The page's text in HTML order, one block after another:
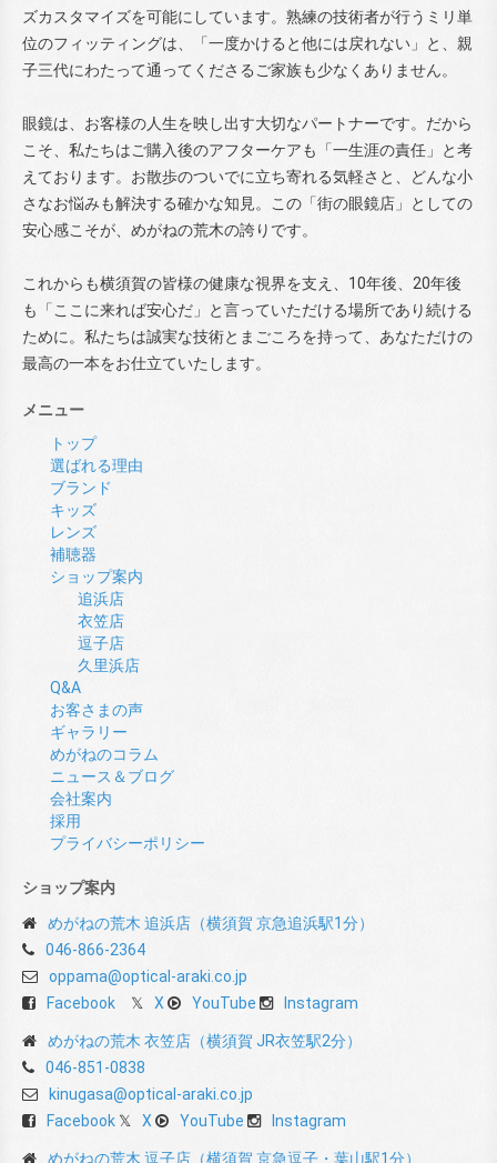
ズカスタマイズを可能にしています。熟練の技術者が行うミリ単
位のフィッティングは、「一度かけると他には戻れない」と、親
子三代にわたって通ってくださるご家族も少なくありません。
眼鏡は、お客様の人生を映し出す大切なパートナーです。だから
こそ、私たちはご購入後のアフターケアも「一生涯の責任」と考
えております。お散歩のついでに立ち寄れる気軽さと、どんな小
さなお悩みも解決する確かな知見。この「街の眼鏡店」としての
安心感こそが、めがねの荒木の誇りです。
これからも横須賀の皆様の健康な視界を支え、10年後、20年後
も「ここに来れば安心だ」と言っていただける場所であり続ける
ために。私たちは誠実な技術とまごころを持って、あなただけの
最高の一本をお仕立ていたします。
メニュー
トップ
選ばれる理由
ブランド
キッズ
レンズ
補聴器
ショップ案内
追浜店
衣笠店
逗子店
久里浜店
Q&A
お客さまの声
ギャラリー
めがねのコラム
ニュース＆ブログ
会社案内
採用
プライバシーポリシー
ショップ案内
めがねの荒木 追浜店（横須賀 京急追浜駅1分）
046-866-2364
oppama@optical-araki.co.jp
Facebook
X YouTube Instagram
めがねの荒木 衣笠店（横須賀 JR衣笠駅2分）
046-851-0838
kinugasa@optical-araki.co.jp
Facebook
X YouTube Instagram
めがねの荒木 逗子店（横須賀 京急逗子・葉山駅1分）